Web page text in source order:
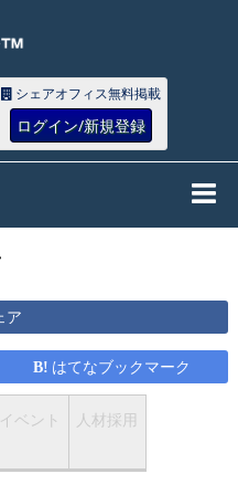
シェアオフィス無料掲載
ログイン/新規登録
ア
はてなブックマーク
イベント 人材採用